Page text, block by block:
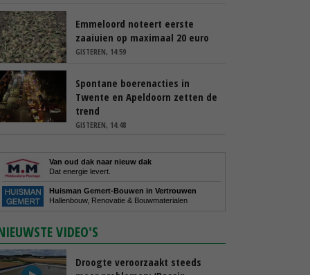
Emmeloord noteert eerste
zaaiuien op maximaal 20 euro
GISTEREN, 14:59
Spontane boerenacties in
Twente en Apeldoorn zetten de
trend
GISTEREN, 14:48
Van oud dak naar nieuw dak
Dat energie levert.
Huisman Gemert-Bouwen in Vertrouwen
Hallenbouw, Renovatie & Bouwmaterialen
VIDEO'S
Droogte veroorzaakt steeds